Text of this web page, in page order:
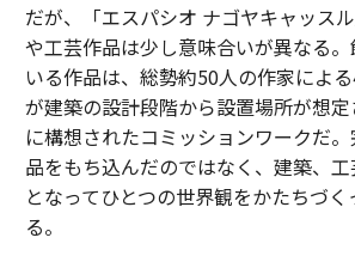
だが、「エスパシオ ナゴヤキャッス
や工芸作品は少し意味合いが異なる
いる作品は、総勢約50人の作家によ
が建築の設計段階から設置場所が想
に構想されたコミッションワークだ
品をもち込んだのではなく、建築、
となってひとつの世界観をかたちづ
る。